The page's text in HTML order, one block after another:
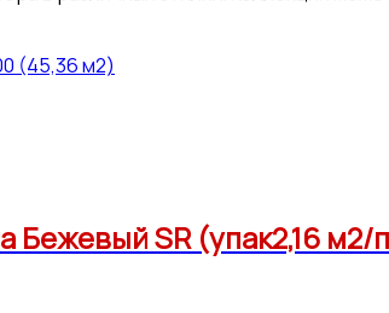
(45,36 м2)
Бежевый SR (упак2,16